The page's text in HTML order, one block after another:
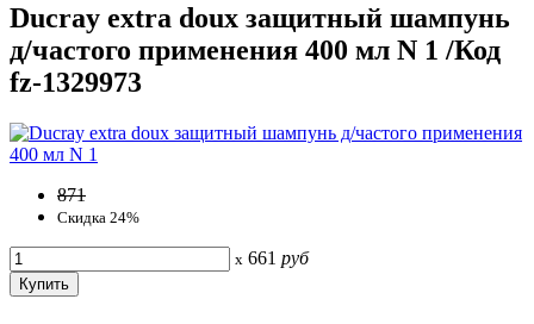
Ducray extra doux защитный шампунь
д/частого применения 400 мл N 1 /Код
fz-1329973
871
Скидка 24%
x 661 руб